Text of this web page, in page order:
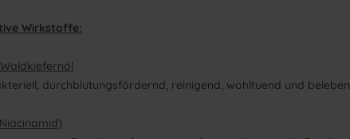
Wirkstoffe:
durchblutungsfördernd, reinigend, wohltuend und